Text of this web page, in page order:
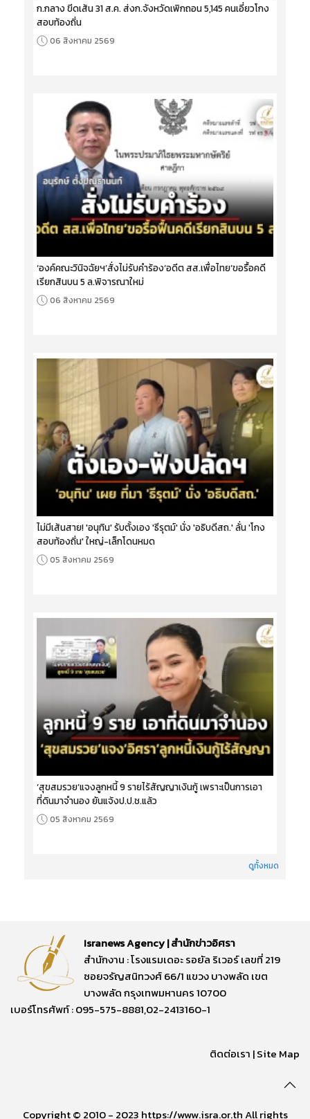
ก.กลาง ขีดเส้น 31 ส.ค. ส่งก.จังหวัดเพิกถอน 5,145 คนเอี่ยวโกง
สอบท้องถิ่น
06 สิงหาคม 2569
‘องค์คณะวินิจฉัยฯ’สั่งไม่รับคำร้อง‘อดีต สส.เพื่อไทย’ขอรื้อคดี
เรียกสินบน 5 ล.พิจารณาใหม่
06 สิงหาคม 2569
ไม่มีเส้นสาย! 'อนุทิน' รับตั้งเอง 'ธีรุตม์' นั่ง 'อธิบดีสถ.' ลั่น 'โกง
สอบท้องถิ่น' ใหญ่-เล็กโดนหมด
05 สิงหาคม 2569
‘สุขสมรวย’แจงลูกหนี้ 9 รายไร้สัญญาเงินกู้ เพราะเป็นการเอา
ที่ดินมาจำนอง ยันแจ้งป.ป.ช.แล้ว
05 สิงหาคม 2569
ดูทั้งหมด
Isranews Agency | สำนักข่าวอิศรา
สำนักงาน : โรงแรมเดอะ รอยัล ริเวอร์ เลขที่ 219
ซอยจรัญสนิทวงศ์ 66/1 แขวง บางพลัด เขต
บางพลัด กรุงเทพมหานคร 10700
เบอร์โทรศัพท์ : 095-575-8881,02-2413160-1
ติดต่อเรา |Site Map
Copyright © 2010 - 2023 https://www.isra.or.th All rights